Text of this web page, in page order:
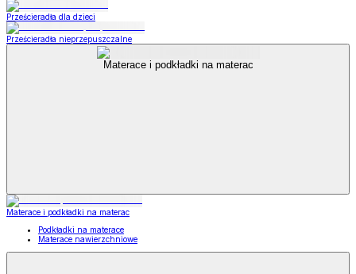
Prześcieradła dla dzieci
Prześcieradła nieprzepuszczalne
Materace i podkładki na materac
Materace i podkładki na materac
Podkładki na materace
Materace nawierzchniowe